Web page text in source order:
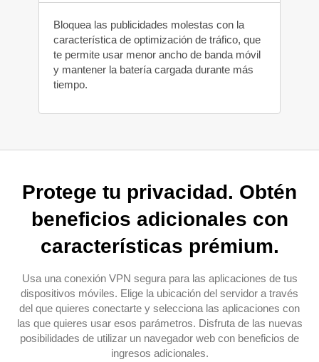
Bloquea las publicidades molestas con la
característica de optimización de tráfico, que
te permite usar menor ancho de banda móvil
y mantener la batería cargada durante más
tiempo.
Protege tu privacidad. Obtén
beneficios adicionales con
características prémium.
Usa una conexión VPN segura para las aplicaciones de tus
dispositivos móviles. Elige la ubicación del servidor a través
del que quieres conectarte y selecciona las aplicaciones con
las que quieres usar esos parámetros. Disfruta de las nuevas
posibilidades de utilizar un navegador web con beneficios de
ingresos adicionales.